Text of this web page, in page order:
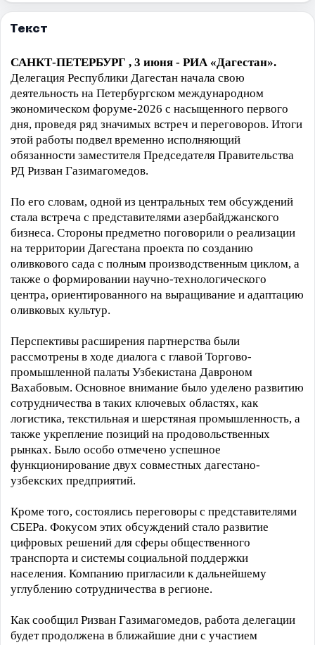
Текст
САНКТ-ПЕТЕРБУРГ , 3 июня - РИА «Дагестан».
Делегация Республики Дагестан начала свою
деятельность на Петербургском международном
экономическом форуме-2026 с насыщенного первого
дня, проведя ряд значимых встреч и переговоров. Итоги
этой работы подвел временно исполняющий
обязанности заместителя Председателя Правительства
РД Ризван Газимагомедов.
По его словам, одной из центральных тем обсуждений
стала встреча с представителями азербайджанского
бизнеса. Стороны предметно поговорили о реализации
на территории Дагестана проекта по созданию
оливкового сада с полным производственным циклом, а
также о формировании научно-технологического
центра, ориентированного на выращивание и адаптацию
оливковых культур.
Перспективы расширения партнерства были
рассмотрены в ходе диалога с главой Торгово-
промышленной палаты Узбекистана Давроном
Вахабовым. Основное внимание было уделено развитию
сотрудничества в таких ключевых областях, как
логистика, текстильная и шерстяная промышленность, а
также укрепление позиций на продовольственных
рынках. Было особо отмечено успешное
функционирование двух совместных дагестано-
узбекских предприятий.
Кроме того, состоялись переговоры с представителями
СБЕРа. Фокусом этих обсуждений стало развитие
цифровых решений для сферы общественного
транспорта и системы социальной поддержки
населения. Компанию пригласили к дальнейшему
углублению сотрудничества в регионе.
Как сообщил Ризван Газимагомедов, работа делегации
будет продолжена в ближайшие дни с участием